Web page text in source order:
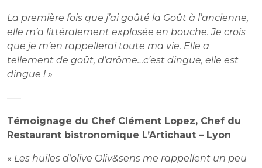
La première fois que j’ai goûté la Goût à l’ancienne,
elle m’a littéralement explosée en bouche. Je crois
que je m’en rappellerai toute ma vie. Elle a
tellement de goût, d’arôme…c’est dingue, elle est
dingue ! »
—–
Témoignage du Chef Clément Lopez, Chef du
Restaurant bistronomique L’Artichaut – Lyon
« Les huiles d’olive Oliv&sens me rappellent un peu